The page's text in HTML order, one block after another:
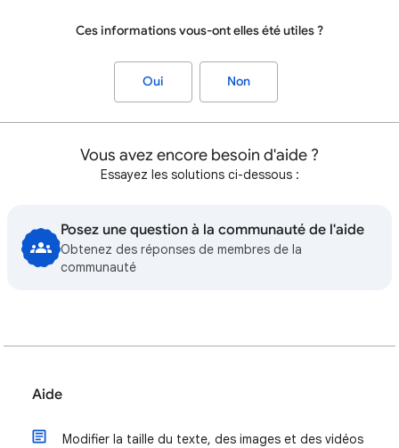
Ces informations vous-ont elles été utiles ?
Oui Non
Vous avez encore besoin d'aide ?
Essayez les solutions ci-dessous :
Posez une question à la communauté de l'aide
Obtenez des réponses de membres de la
communauté
Aide
Modifier la taille du texte, des images et des vidéos